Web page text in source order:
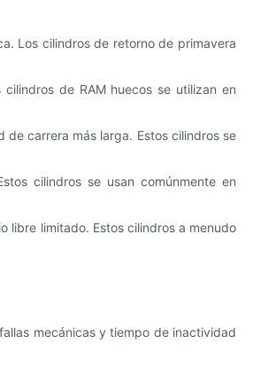
Los cilindros de retorno de primavera
de RAM huecos se utilizan en
carrera más larga. Estos cilindros se
cilindros se usan comúnmente en
libre limitado. Estos cilindros a menudo
mecánicas y tiempo de inactividad